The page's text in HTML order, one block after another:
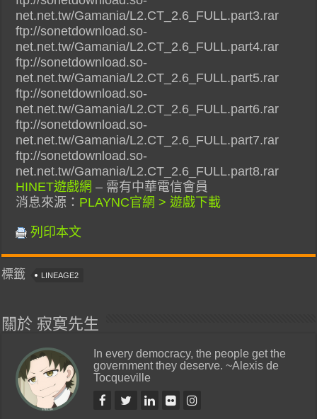
net.net.tw/Gamania/L2.CT_2.6_FULL.part3.rar
ftp://sonetdownload.so-
net.net.tw/Gamania/L2.CT_2.6_FULL.part4.rar
ftp://sonetdownload.so-
net.net.tw/Gamania/L2.CT_2.6_FULL.part5.rar
ftp://sonetdownload.so-
net.net.tw/Gamania/L2.CT_2.6_FULL.part6.rar
ftp://sonetdownload.so-
net.net.tw/Gamania/L2.CT_2.6_FULL.part7.rar
ftp://sonetdownload.so-
net.net.tw/Gamania/L2.CT_2.6_FULL.part8.rar
HINET遊戲網 – 需有中華電信會員
消息來源： PLAYNC官網 > 遊戲下載
列印本文
標籤 LINEAGE2
關於 寂寞先生
In every democracy, the people get the
government they deserve. ~Alexis de
Tocqueville